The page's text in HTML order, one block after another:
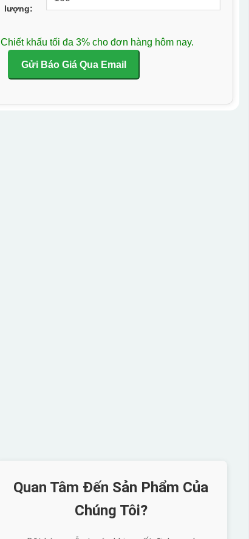
lượng:
Chiết khấu tối đa 3% cho đơn hàng hôm nay.
Gửi Báo Giá Qua Email
Quan Tâm Đến Sản Phẩm Của
Chúng Tôi?